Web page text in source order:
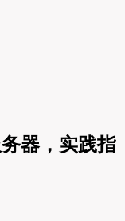
器，实践指